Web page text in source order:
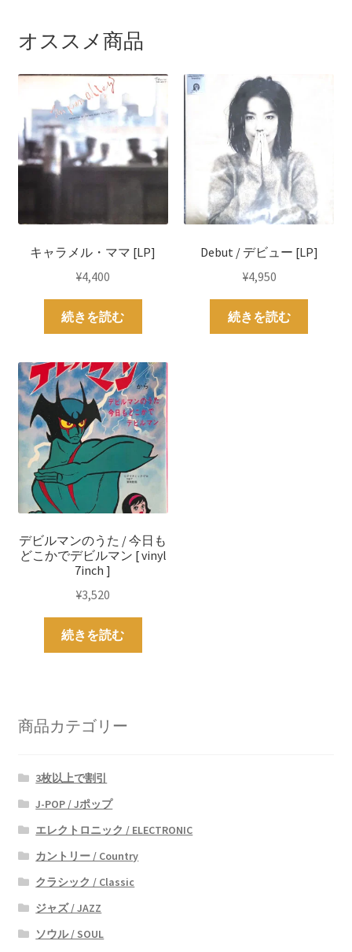
オススメ商品
キャラメル・ママ [LP]
¥4,400
続きを読む
Debut / デビュー [LP]
¥4,950
続きを読む
デビルマンのうた / 今日も
どこかでデビルマン [ vinyl
7inch ]
¥3,520
続きを読む
商品カテゴリー
3枚以上で割引
J-POP / Jポップ
エレクトロニック / ELECTRONIC
カントリー / Country
クラシック / Classic
ジャズ / JAZZ
ソウル / SOUL